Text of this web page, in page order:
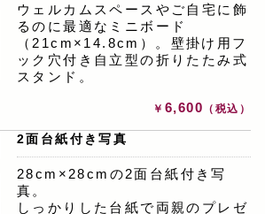
ウェルカムスペースやご自宅に飾
るのに最適なミニボード
（21cm×14.8cm）。壁掛け用フ
ック穴付き自立型の折りたたみ式
スタンド。
￥ 6,600 （税込）
2面台紙付き写真
28cm×28cmの2面台紙付き写
真。
しっかりした台紙で両親のプレゼ